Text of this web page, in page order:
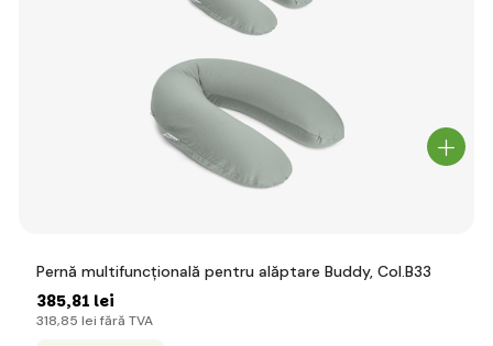
Pernă multifuncțională pentru alăptare Buddy, Col.B33
385,81 lei
318,85 lei fără TVA